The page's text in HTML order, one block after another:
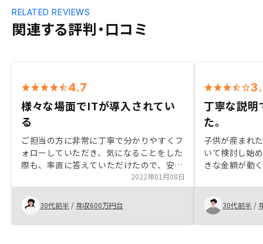
関連する評判・口コミ
RELATED REVIEWS
4.7
様々な場面でITが導入されてい
る
ご担当の方に非常に丁寧で分かりやすくフ
ォローしていただき、気になることをした
際も、率直に答えていただけたので、安心
出来ました。購入した物件の状況をアプリ
で管理出来るところもとても便利に感じま
す。様々な場面でITが導入されており、今
後、さらにサービスが拡充されていく期待
が持てました。
2022年01月08日
30代前半 / 年収600万円台
丁寧な説明
た。
子供が産まれ
いて検討し始
きな金額が動
途があること
っていること
き、決めるこ
30代前半 /